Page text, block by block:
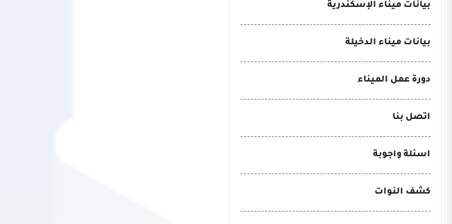
بيانات ميناء الإسكندرية
بيانات ميناء الدخيلة
دورة عمل الميناء
اتصل بنا
اسئلة واجوبة
كشف النوات